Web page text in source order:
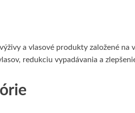
a vlasové produkty založené
redukciu vypadávania a